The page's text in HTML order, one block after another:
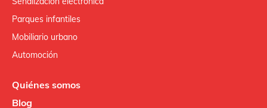
Parques infantiles
Mobiliario urbano
Automoción
Quiénes somos
Blog